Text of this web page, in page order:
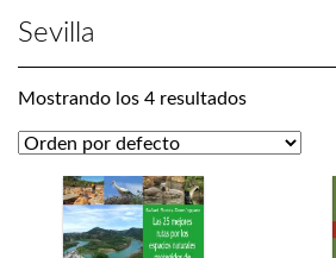
Sevilla
Mostrando los 4 resultados